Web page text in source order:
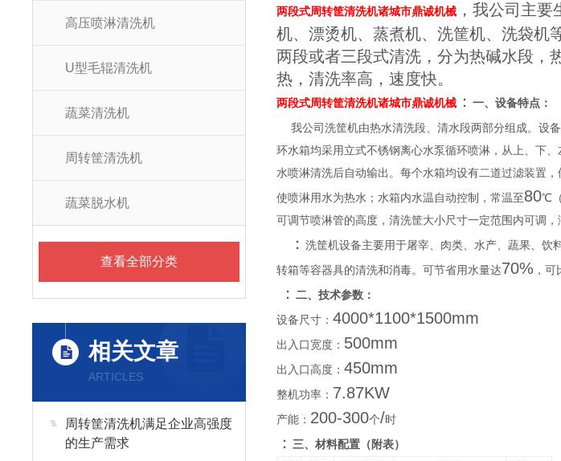
高压喷淋清洗机
U型毛辊清洗机
蔬菜清洗机
周转筐清洗机
蔬菜脱水机
查看全部分类
相关文章
ARTICLES
周转筐清洗机满足企业高强度
的生产需求
两段式周转筐清洗机诸城市鼎诚机械，我公司主要
机、漂烫机、蒸煮机、洗筐机、洗袋机
两段或者三段式清洗，分为热碱水段，
热，清洗率高，速度快。
两段式周转筐清洗机诸城市鼎诚机械： 一、设备特点：
我公司洗筐机由热水清洗段、清水段两部分组成。设
环水箱均采用立式不锈钢离心水泵循环喷淋，从上、下
水喷淋清洗后自动输出。每个水箱均设有二道过滤装置
使喷淋用水为热水；水箱内水温自动控制，常温至 80℃（
可调节喷淋管的高度，清洗筐大小尺寸一定范围内可调
： 洗筐机设备主要用于屠宰、肉类、水产、蔬果、饮
转箱等容器具的清洗和消毒。可节省用水量达70% ，
： 二、技术参数：
设备尺寸： 4000*1100*1500mm
出入口宽度： 500mm
出入口高度： 450mm
整机功率： 7.87KW
产能： 200-300个/时
： 三、材料配置（附表）